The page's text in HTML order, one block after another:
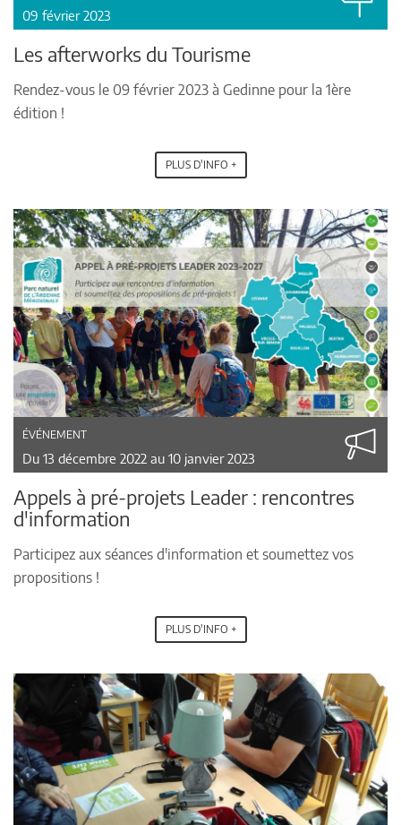
09 février 2023
Les afterworks du Tourisme
Rendez-vous le 09 février 2023 à Gedinne pour la 1ère
édition !
PLUS D'INFO +
ÉVÉNEMENT
Du 13 décembre 2022 au 10 janvier 2023
Appels à pré-projets Leader : rencontres
d'information
Participez aux séances d'information et soumettez vos
propositions !
PLUS D'INFO +